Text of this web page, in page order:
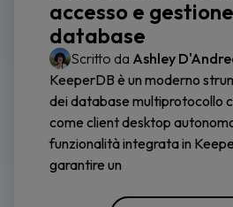
accesso e
database
Scritto da Ashley
KeeperDB è un moderno
dei database multiprotocollo
come client desktop
funzionalità integrata in
garantire un